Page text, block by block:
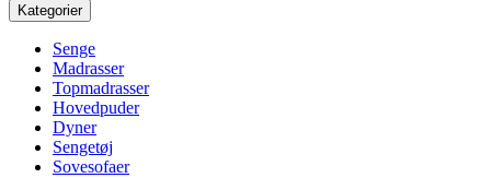
Kategorier
Senge
Madrasser
Topmadrasser
Hovedpuder
Dyner
Sengetøj
Sovesofaer